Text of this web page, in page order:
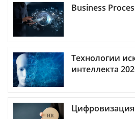
Business
Технологии
интеллекта
Цифровизация